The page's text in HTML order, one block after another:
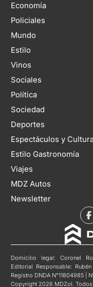
Economía
Policiales
Mundo
Estilo
Vinos
Sociales
Política
Sociedad
Deportes
Espectáculos y
Estilo Gastronomía
Viajes
MDZ Autos
Newsletter
Domicilio legal: Coronel
Editorial Responsable:
Registro DNDA N°11804985 |
Copyright 2026 MDZol.